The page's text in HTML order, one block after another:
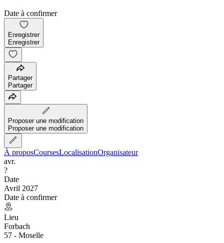
Date à confirmer
Enregistrer
Enregistrer
Partager
Partager
Proposer une modification
Proposer une modification
À proposCoursesLocalisationOrganisateur
avr.
?
Date
Avril 2027
Date à confirmer
Lieu
Forbach
57 - Moselle